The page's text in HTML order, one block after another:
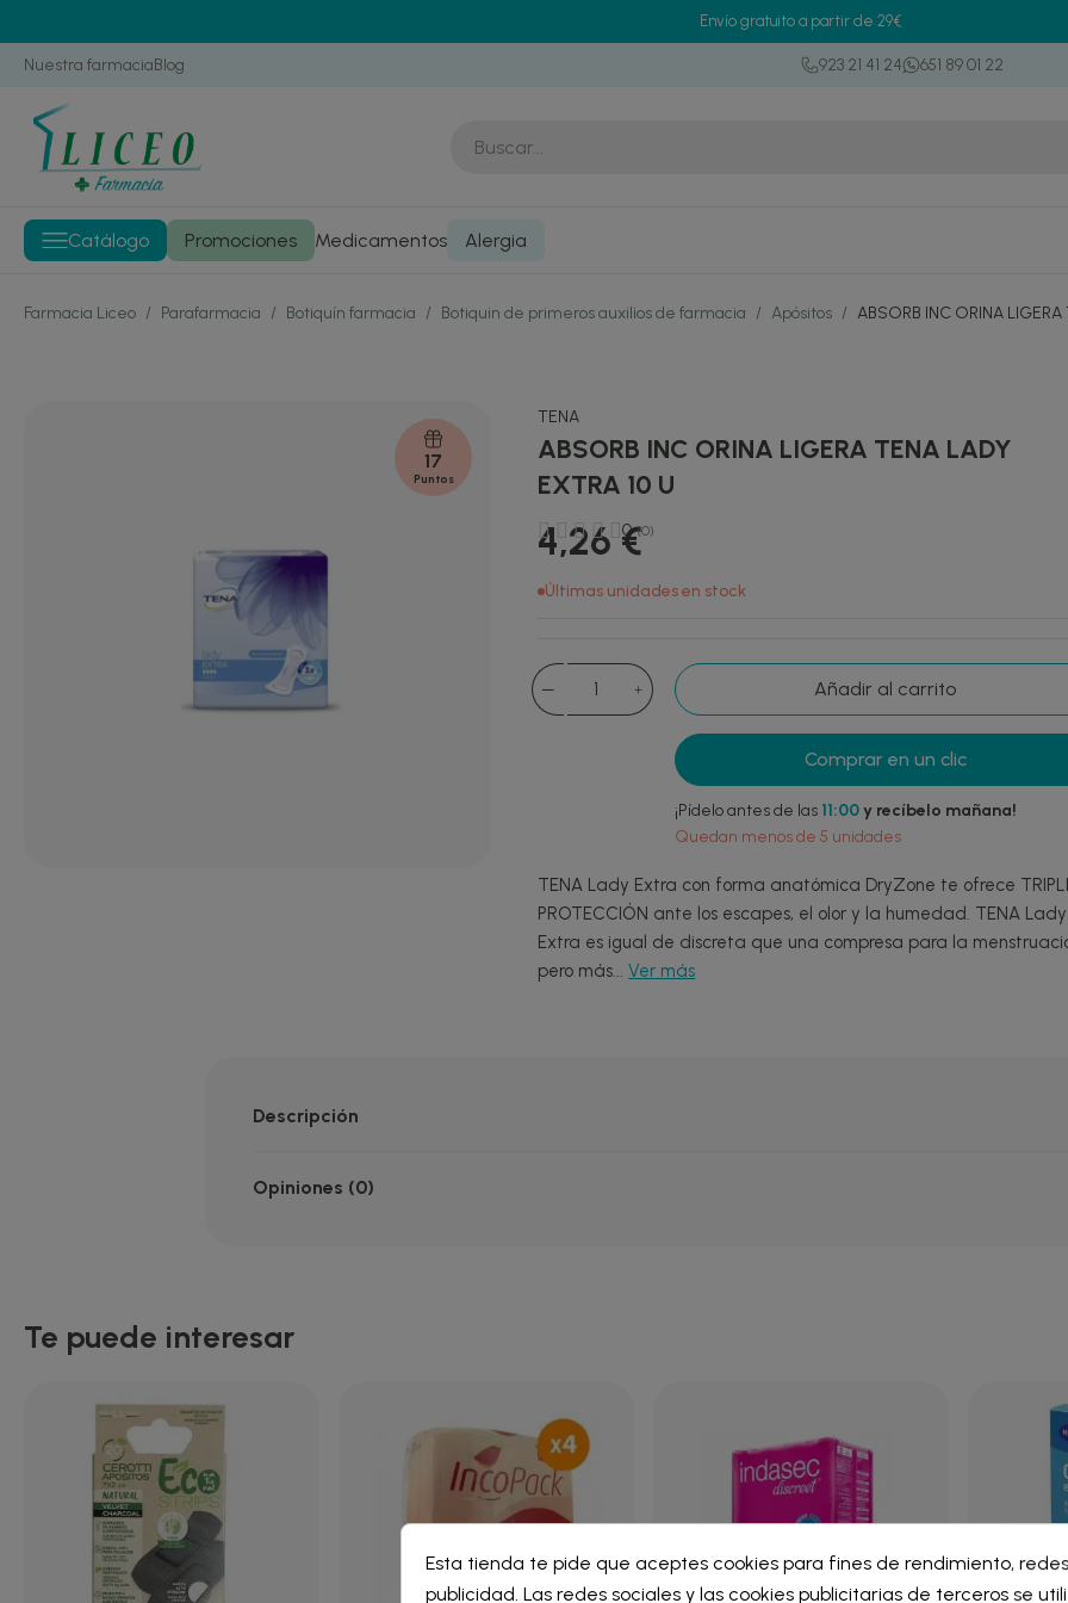
Envío gratuito a partir de 29€
Nuestra farmaciaBlog 923 21 41 24 651 89 01 22
Catálogo Promociones Medicamentos Alergia
Farmacia Liceo / Parafarmacia / Botiquín farmacia / Botiquin de primeros auxilios de farmacia / Apósitos / ABSORB INC ORINA LIGERA
17
Puntos
TENA
ABSORB INC ORINA LIGERA TENA LADY
EXTRA 10 U
4,26 €
0 (0)
Últimas unidades en stock
Añadir al carrito
Comprar en un clic
¡Pídelo antes de las 11:00y recíbelo mañana!
Quedan menos de 5 unidades
TENA Lady Extra con forma anatómica DryZone te ofrece
PROTECCIÓN ante los escapes, el olor y la humedad. TENA Lady
Extra es igual de discreta que una compresa para la
pero más...Ver más
Descripción
Opiniones (0)
Te puede interesar
Iniciar sesión
Esta tienda te pide que aceptes cookies para fines de rendimiento,
publicidad. Las redes sociales y las cookies publicitarias de terceros se